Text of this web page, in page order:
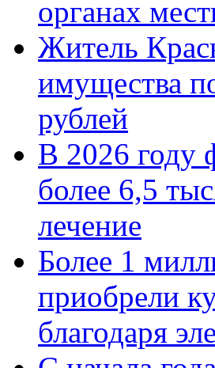
органах
Житель
имущества
рублей
В 2026 году
более 6,5
лечение
Более 1
приобрели
благодаря